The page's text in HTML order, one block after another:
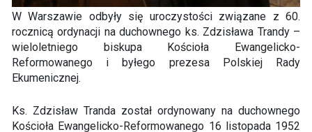
W Warszawie odbyły się uroczystości związane z 60.
rocznicą ordynacji na duchownego ks. Zdzisława Trandy –
wieloletniego biskupa Kościoła Ewangelicko-
Reformowanego i byłego prezesa Polskiej Rady
Ekumenicznej.
Ks. Zdzisław Tranda został ordynowany na duchownego
Kościoła Ewangelicko-Reformowanego 16 listopada 1952